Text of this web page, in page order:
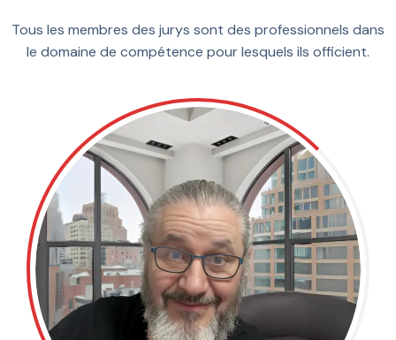
Tous les membres des jurys sont des professionnels dans
le domaine de compétence pour lesquels ils officient.